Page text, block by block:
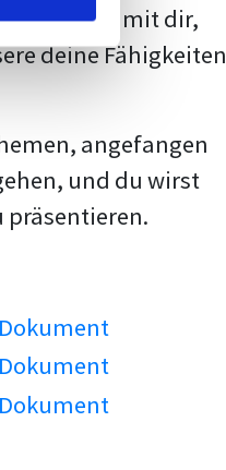
Tricks
mit dir,
deine Fähigkeiten
angefangen
und du wirst
präsentieren.
Dokument
Dokument
Dokument